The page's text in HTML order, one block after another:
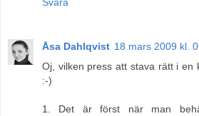
Åsa Dahlqvist 18 mars 2009 kl.
Oj, vilken press att stava rätt i en
:-)
1. Det är först när man